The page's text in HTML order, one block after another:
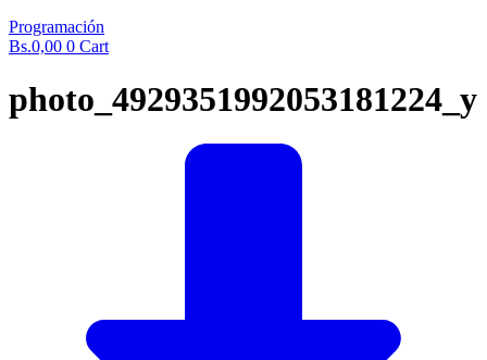
Programación
Bs.0,00 0 Cart
photo_4929351992053181224_y